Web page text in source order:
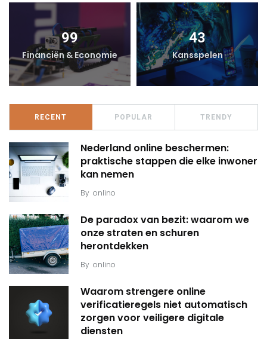
99
Financiën & Economie
43
Kansspelen
RECENT POPULAR TRENDY
Nederland online beschermen:
praktische stappen die elke inwoner
kan nemen
By onlino
De paradox van bezit: waarom we
onze straten en schuren
herontdekken
By onlino
Waarom strengere online
verificatieregels niet automatisch
zorgen voor veiligere digitale
diensten